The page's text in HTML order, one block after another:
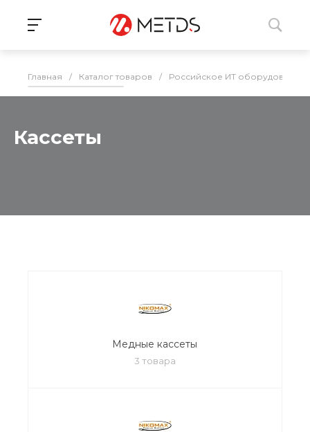
Главная / Каталог товаров / Российское ИТ оборудование
Кассеты
Медные кассеты
3 товара